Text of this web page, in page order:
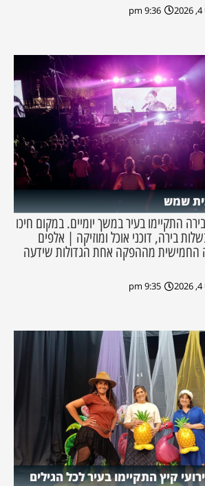
9:36 pm
שמש
התקיימו בעיר במשך יומיים. במקום חיכו
בירה, דוכני אוכל ומוזיקה | אלפים
החמישית מההפקה אחת הגדולות שידעה
9:35 pm
קיץ התקיימו בעיר לכל הגילים